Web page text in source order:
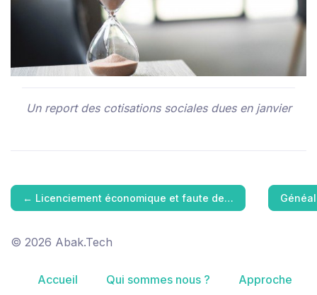
Un report des cotisations sociales dues en janvier
← Licenciement économique et faute de…
© 2026 Abak.Tech
Accueil Qui sommes nous ? Approche